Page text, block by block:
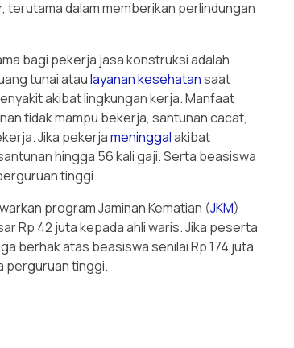
dalam memberikan perlindungan
bagi pekerja jasa konstruksi adalah
tunai ataulayanan kesehatansaat
akibat lingkungan kerja. Manfaat
tidak mampu bekerja, santunan cacat,
Jika pekerjameninggalakibat
hingga 56 kali gaji. Serta beasiswa
tinggi.
program Jaminan Kematian (JKM)
Rp 42 juta kepada ahli waris. Jika peserta
berhak atas beasiswa senilai Rp 174 juta
perguruan tinggi.